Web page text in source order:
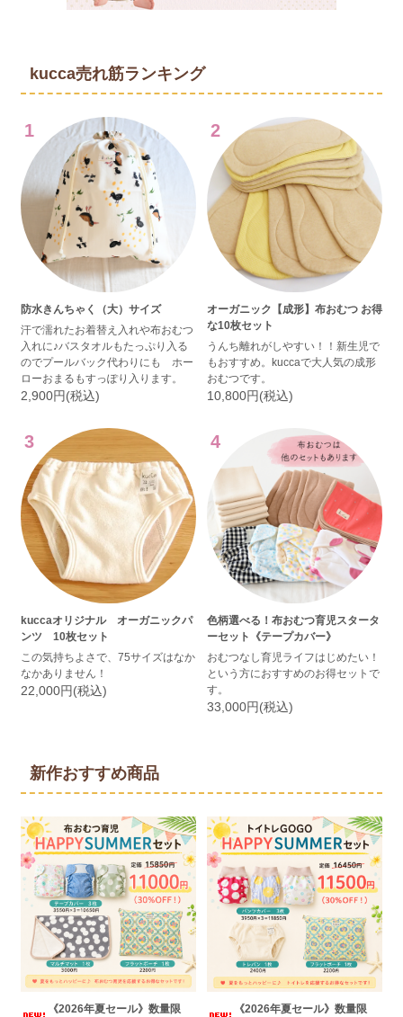
kucca売れ筋ランキング
1
防水きんちゃく（大）サイズ
汗で濡れたお着替え入れや布おむつ
入れに♪バスタオルもたっぷり入る
のでプールバック代わりにも ホー
ローおまるもすっぽり入ります。
2,900円(税込)
2
オーガニック【成形】布おむつ お得
な10枚セット
うんち離れがしやすい！！新生児で
もおすすめ。kuccaで大人気の成形
おむつです。
10,800円(税込)
3
kuccaオリジナル オーガニックパ
ンツ 10枚セット
この気持ちよさで、75サイズはなか
なかありません！
22,000円(税込)
4
色柄選べる！布おむつ育児スタータ
ーセット《テープカバー》
おむつなし育児ライフはじめたい！
という方におすすめのお得セットで
す。
33,000円(税込)
新作おすすめ商品
《2026年夏セール》数量限
《2026年夏セール》数量限